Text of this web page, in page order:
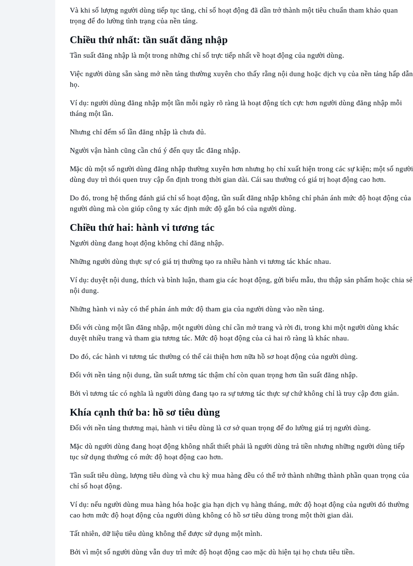
Và khi số lượng người dùng tiếp tục tăng, chỉ số hoạt động đã dần trở thành một tiêu chuẩn tham khảo quan
trọng để đo lường tình trạng của nền tảng.
Chiều thứ nhất: tần suất đăng nhập
Tần suất đăng nhập là một trong những chỉ số trực tiếp nhất về hoạt động của người dùng.
Việc người dùng sẵn sàng mở nền tảng thường xuyên cho thấy rằng nội dung hoặc dịch vụ của nền tảng hấp dẫn
họ.
Ví dụ: người dùng đăng nhập một lần mỗi ngày rõ ràng là hoạt động tích cực hơn người dùng đăng nhập mỗi
tháng một lần.
Nhưng chỉ đếm số lần đăng nhập là chưa đủ.
Người vận hành cũng cần chú ý đến quy tắc đăng nhập.
Mặc dù một số người dùng đăng nhập thường xuyên hơn nhưng họ chỉ xuất hiện trong các sự kiện; một số người
dùng duy trì thói quen truy cập ổn định trong thời gian dài. Cái sau thường có giá trị hoạt động cao hơn.
Do đó, trong hệ thống đánh giá chỉ số hoạt động, tần suất đăng nhập không chỉ phản ánh mức độ hoạt động của
người dùng mà còn giúp công ty xác định mức độ gắn bó của người dùng.
Chiều thứ hai: hành vi tương tác
Người dùng đang hoạt động không chỉ đăng nhập.
Những người dùng thực sự có giá trị thường tạo ra nhiều hành vi tương tác khác nhau.
Ví dụ: duyệt nội dung, thích và bình luận, tham gia các hoạt động, gửi biểu mẫu, thu thập sản phẩm hoặc chia sẻ
nội dung.
Những hành vi này có thể phản ánh mức độ tham gia của người dùng vào nền tảng.
Đối với cùng một lần đăng nhập, một người dùng chỉ cần mở trang và rời đi, trong khi một người dùng khác
duyệt nhiều trang và tham gia tương tác. Mức độ hoạt động của cả hai rõ ràng là khác nhau.
Do đó, các hành vi tương tác thường có thể cải thiện hơn nữa hồ sơ hoạt động của người dùng.
Đối với nền tảng nội dung, tần suất tương tác thậm chí còn quan trọng hơn tần suất đăng nhập.
Bởi vì tương tác có nghĩa là người dùng đang tạo ra sự tương tác thực sự chứ không chỉ là truy cập đơn giản.
Khía cạnh thứ ba: hồ sơ tiêu dùng
Đối với nền tảng thương mại, hành vi tiêu dùng là cơ sở quan trọng để đo lường giá trị người dùng.
Mặc dù người dùng đang hoạt động không nhất thiết phải là người dùng trả tiền nhưng những người dùng tiếp
tục sử dụng thường có mức độ hoạt động cao hơn.
Tần suất tiêu dùng, lượng tiêu dùng và chu kỳ mua hàng đều có thể trở thành những thành phần quan trọng của
chỉ số hoạt động.
Ví dụ: nếu người dùng mua hàng hóa hoặc gia hạn dịch vụ hàng tháng, mức độ hoạt động của người đó thường
cao hơn mức độ hoạt động của người dùng không có hồ sơ tiêu dùng trong một thời gian dài.
Tất nhiên, dữ liệu tiêu dùng không thể được sử dụng một mình.
Bởi vì một số người dùng vẫn duy trì mức độ hoạt động cao mặc dù hiện tại họ chưa tiêu tiền.